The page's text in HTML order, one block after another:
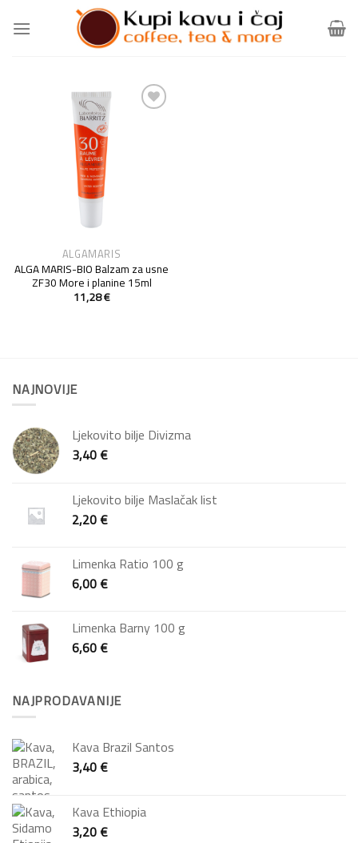
ALGAMARIS
ALGA MARIS-BIO Balzam za usne
ZF30 More i planine 15ml
11,28€
NAJNOVIJE
Ljekovito bilje Divizma
3,40€
Ljekovito bilje Maslačak list
2,20€
Limenka Ratio 100 g
6,00€
Limenka Barny 100 g
6,60€
NAJPRODAVANIJE
Kava Brazil Santos
3,40€
Kava Ethiopia
3,20€